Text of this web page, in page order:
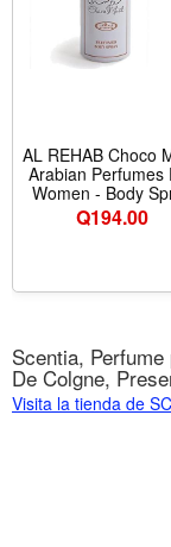
AL REHAB Choco
Arabian Perfumes
Women - Body
200 ML -
Captivating Long
Unforgettable
Q194.00
Scentia,
De Colgne,
Visita la tienda de